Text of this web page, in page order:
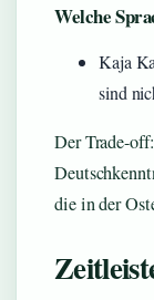
Welche
Kaja
sind
Der Trade-
die in der